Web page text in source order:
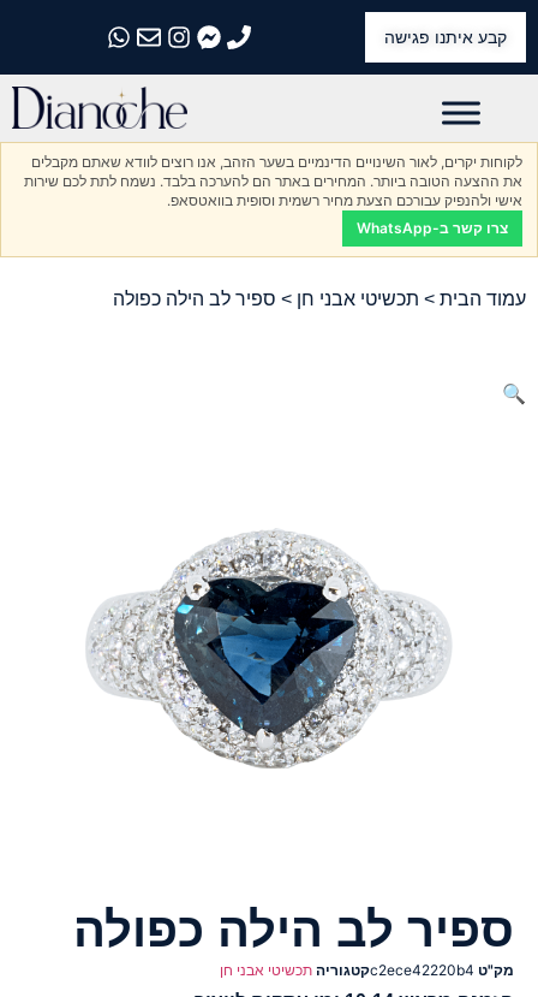
קבע איתנו פגישה
התקשרו אלינו
התקשרו אלינו
התקשרו אלינו
התקשרו אלינו
התקשרו אלינו
לקוחות יקרים, לאור השינויים הדינמיים בשער הזהב, אנו רוצים לוודא שאתם מקבלים
את ההצעה הטובה ביותר. המחירים באתר הם להערכה בלבד. נשמח לתת לכם שירות
אישי ולהנפיק עבורכם הצעת מחיר רשמית וסופית בוואטסאפ.
צרו קשר ב-WhatsApp
עמוד הבית > תכשיטי אבני חן > ספיר לב הילה כפולה
🔍
ספיר לב הילה כפולה
מק"ט c2ece42220b4קטגוריה תכשיטי אבני חן